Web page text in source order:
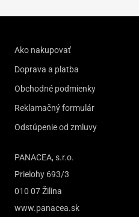
Ako nakupovať
Doprava a platba
Obchodné podmienky
Reklamačný formulár
Odstúpenie od zmluvy
PANACEA, s.r.o.
Prielohy 693/3
010 07 Žilina
www.panacea.sk